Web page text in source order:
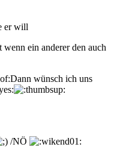
er will
ein anderer den auch
Dann wünsch ich uns
/NÖ